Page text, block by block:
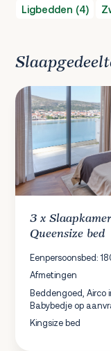
Ligbedden (4)
3 x
Queensize bed
Eenpersoonsbed:
Afmetingen
Beddengoed, Airco
Babybedje op
Kingsize bed